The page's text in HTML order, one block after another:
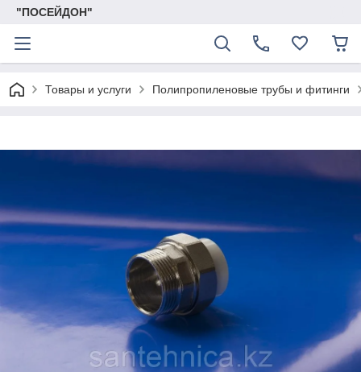
"ПОСЕЙДОН"
Товары и услуги Полипропиленовые трубы и фитинги